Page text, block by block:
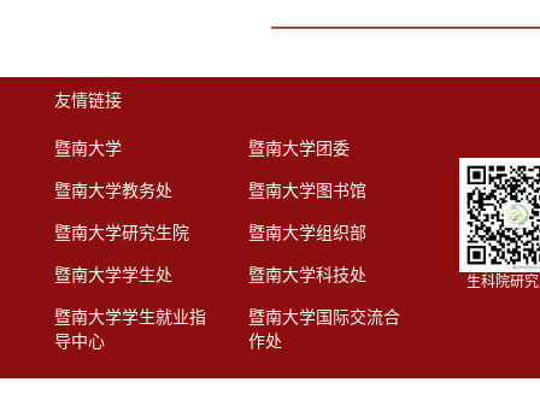
友情链接
暨南大学
暨南大学教务处
暨南大学研究生院
暨南大学学生处
暨南大学学生就业指
导中心
暨南大学团委
暨南大学图书馆
暨南大学组织部
暨南大学科技处
暨南大学国际交流合
作处
生科院研